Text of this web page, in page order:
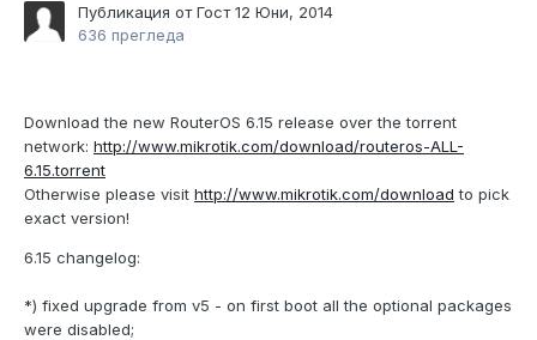
Публикация от Гост12 Юни, 2014
636 прегледа
Download the new RouterOS 6.15 release over the torrent
network: http://www.mikrotik.com/download/routeros-ALL-
6.15.torrent
Otherwise please visit http://www.mikrotik.com/download to pick
exact version!
6.15 changelog:
*) fixed upgrade from v5 - on first boot all the optional packages
were disabled;